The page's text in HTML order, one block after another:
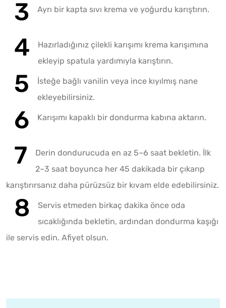
Ayrı bir kapta sıvı krema ve yoğurdu karıştırın.
Hazırladığınız çilekli karışımı krema karışımına
ekleyip spatula yardımıyla karıştırın.
İsteğe bağlı vanilin veya ince kıyılmış nane
ekleyebilirsiniz.
Karışımı kapaklı bir dondurma kabına aktarın.
Derin dondurucuda en az 5–6 saat bekletin. İlk
2–3 saat boyunca her 45 dakikada bir çıkarıp
karıştırırsanız daha pürüzsüz bir kıvam elde edebilirsiniz.
Servis etmeden birkaç dakika önce oda
sıcaklığında bekletin, ardından dondurma kaşığı
ile servis edin. Afiyet olsun.